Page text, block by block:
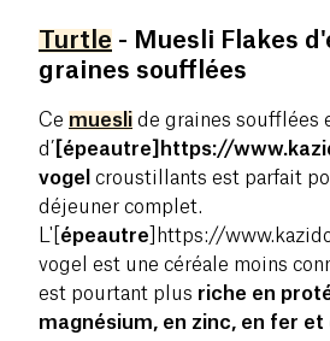
Turtle - Muesli Flakes
graines soufflées
Ce muesli de graines soufflées
d’ [épeautre]https://
vogel croustillants est parfait
déjeuner complet.
L'[ épeautre ]https://
vogel est une céréale moins
est pourtant plus riche en
magnésium, en zinc, en fer et